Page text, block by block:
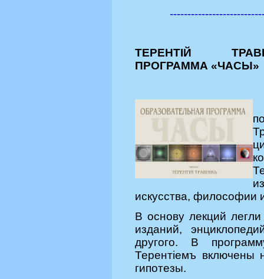
ТЕРЕНТIЙ
ПРОГРАММА «ЧАСЫ»
искусства, философии
В основу лекций
изданий,
другого. В
Терентiемъ включены
гипотезы.